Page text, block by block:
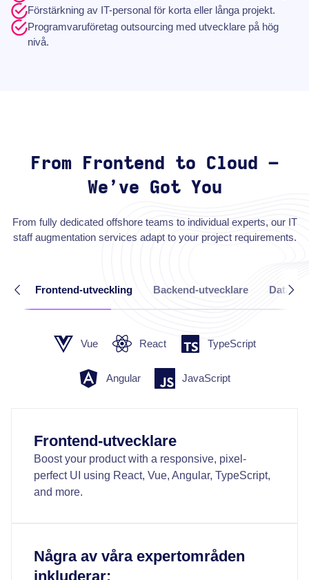
Förstärkning av IT-personal för korta eller långa projekt.
Programvaruföretag outsourcing med utvecklare på hög
nivå.
From Frontend to Cloud –
We’ve Got You
From fully dedicated offshore teams to individual experts, our IT
staff augmentation services adapt to your project requirements.
Frontend-utveckling Backend-utvecklare
Vue React TypeScript
Angular JavaScript
Frontend-utvecklare
Boost your product with a responsive, pixel-
perfect UI using React, Vue, Angular, TypeScript,
and more.
Några av våra expertområden
inkluderar: